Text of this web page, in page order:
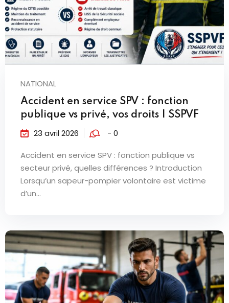
NATIONAL
Accident en service SPV : fonction
publique vs privé, vos droits | SSPVF
23 avril 2026 - 0
Accident en service SPV : fonction publique vs
secteur privé, quelles différences ? Introduction
Lorsqu’un sapeur-pompier volontaire est victime
d’un...